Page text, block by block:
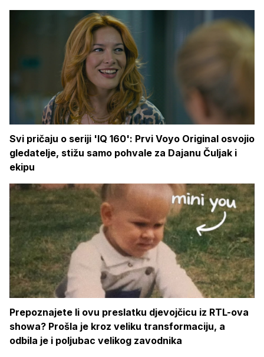
Svi pričaju o seriji 'IQ 160': Prvi Voyo Original osvojio
gledatelje, stižu samo pohvale za Dajanu Čuljak i
ekipu
Prepoznajete li ovu preslatku djevojčicu iz RTL-ova
showa? Prošla je kroz veliku transformaciju, a
odbila je i poljubac velikog zavodnika